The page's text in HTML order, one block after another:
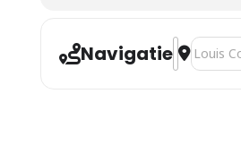
NavigatieAdres -